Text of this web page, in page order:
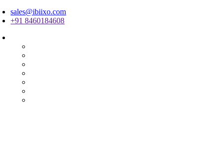
sales@ibiixo.com
+91 8460184608